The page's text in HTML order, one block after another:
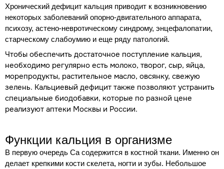
Хронический дефицит кальция приводит к возникновению
некоторых заболеваний опорно-двигательного аппарата,
психозу, астено-невротическому синдрому, энцефалопатии,
старческому слабоумию и еще ряду патологий.
Чтобы обеспечить достаточное поступление кальция,
необходимо регулярно есть молоко, творог, сыр, яйца,
морепродукты, растительное масло, овсянку, свежую
зелень. Кальциевый дефицит также позволяют устранить
специальные биодобавки, которые по разной цене
реализуют аптеки Москвы и России.
Функции кальция в организме
В первую очередь Са содержится в костной ткани. Именно он
делает крепкими кости скелета, ногти и зубы. Небольшое